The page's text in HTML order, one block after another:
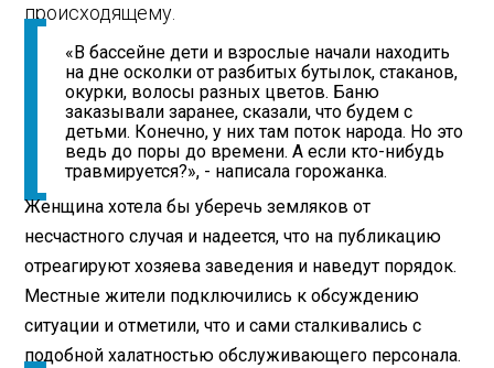
происходящему.
«В бассейне дети и взрослые начали находить
на дне осколки от разбитых бутылок, стаканов,
окурки, волосы разных цветов. Баню
заказывали заранее, сказали, что будем с
детьми. Конечно, у них там поток народа. Но это
ведь до поры до времени. А если кто-нибудь
травмируется?», - написала горожанка.
Женщина хотела бы уберечь земляков от
несчастного случая и надеется, что на публикацию
отреагируют хозяева заведения и наведут порядок.
Местные жители подключились к обсуждению
ситуации и отметили, что и сами сталкивались с
подобной халатностью обслуживающего персонала.